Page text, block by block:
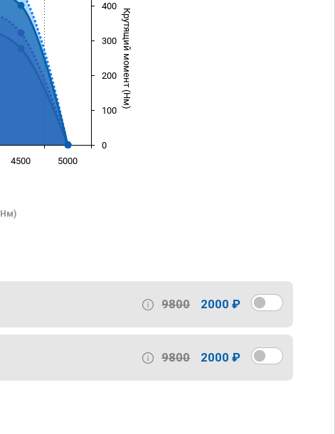
Крутящий момент (Нм)
4500 5000
0
100
200
300
400
9800 2000 ₽
9800 2000 ₽